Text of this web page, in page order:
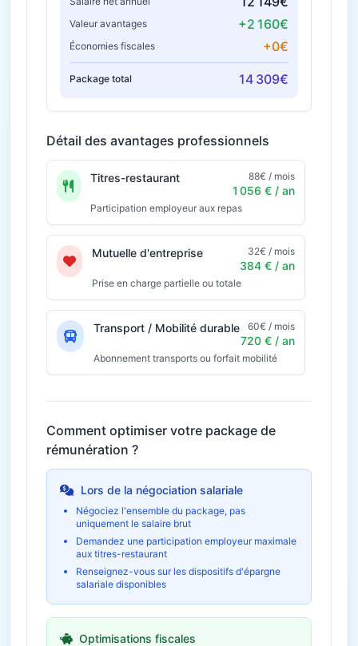
Valeur avantages +2 160€
Économies fiscales +0€
Package total 14 309€
Détail des avantages professionnels
Titres-restaurant 88€ / mois
1 056 € / an
Participation employeur aux repas
Mutuelle d'entreprise 32€ / mois
384 € / an
Prise en charge partielle ou totale
Transport / Mobilité durable 60€ / mois
720 € / an
Abonnement transports ou forfait mobilité
Comment optimiser votre package de
rémunération ?
Lors de la négociation salariale
Négociez l'ensemble du package, pas
uniquement le salaire brut
Demandez une participation employeur maximale
aux titres-restaurant
Renseignez-vous sur les dispositifs d'épargne
salariale disponibles
Optimisations fiscales